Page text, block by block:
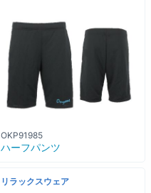
OKP91985
ハーフパンツ
リラックスウェア